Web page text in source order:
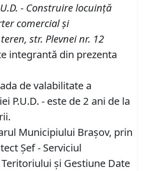
U.D. - Construirelocuinţă
comercialşi
teren, str. Plevnei nr. 12
integrantă din prezenta
de valabilitate a
P.U.D. - este de 2 ani de la
Municipiului Braşov, prin
Şef - Serviciul
şi Gestiune Date